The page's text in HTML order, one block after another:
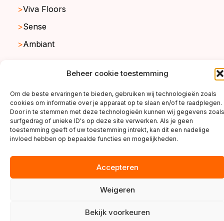
Beheer cookie toestemming
Om de beste ervaringen te bieden, gebruiken wij technologieën zoals
cookies om informatie over je apparaat op te slaan en/of te raadplegen.
Door in te stemmen met deze technologieën kunnen wij gegevens zoals
surfgedrag of unieke ID's op deze site verwerken. Als je geen
toestemming geeft of uw toestemming intrekt, kan dit een nadelige
invloed hebben op bepaalde functies en mogelijkheden.
Accepteren
Weigeren
Bekijk voorkeuren
Viva Floors
Sense
Ambiant